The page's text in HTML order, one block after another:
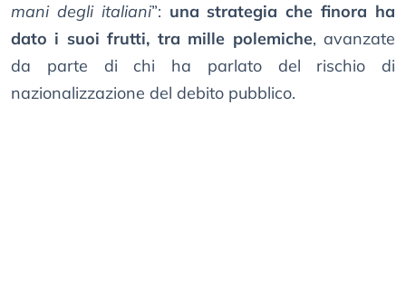
mani degli italiani”: una strategia che finora ha
dato i suoi frutti, tra mille polemiche, avanzate
da parte di chi ha parlato del rischio di
nazionalizzazione del debito pubblico.